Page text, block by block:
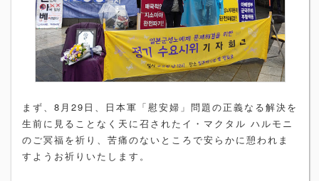
まず、8月29日、日本軍「慰安婦」問題の正義なる解決を
生前に見ることなく天に召されたイ・マクタル ハルモニ
のご冥福を祈り、苦痛のないところで安らかに憩われま
すようお祈りいたします。